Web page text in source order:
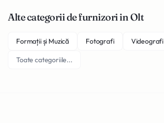
Alte categorii de furnizori in Olt
Formații și Muzică Fotografi Videografi
Toate categoriile...